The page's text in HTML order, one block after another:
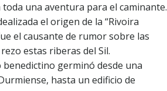
una aventura para el caminante.
el origen de la “Rivoira
el causante de rumor sobre las
estas riberas del Sil.
germinó desde una
hasta un edificio de